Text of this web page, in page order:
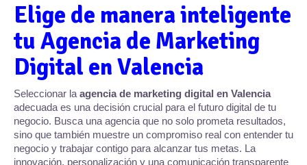
Elige de manera inteligente
tu Agencia de Marketing
Digital en Valencia
Seleccionar la agencia de marketing digital en Valencia
adecuada es una decisión crucial para el futuro digital de tu
negocio. Busca una agencia que no solo prometa resultados,
sino que también muestre un compromiso real con entender tu
negocio y trabajar contigo para alcanzar tus metas. La
innovación, personalización y una comunicación transparente